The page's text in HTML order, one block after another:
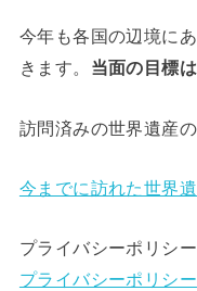
今年も各国の辺境に
きます。 当面の目標
訪問済みの世界遺産
今までに訪れた世界
プライバシーポリシ
プライバシーポリシー